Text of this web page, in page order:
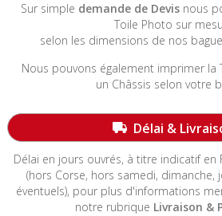
Sur simple demande de Devis nous
Toile Photo sur
selon les dimensions de nos
Nous pouvons également imprimer la
un Châssis selon votre
Délai &
Délai en jours ouvrés, à titre indicatif
(hors Corse, hors samedi, dimanche,
éventuels), pour plus d'informations
notre rubrique Livraison &